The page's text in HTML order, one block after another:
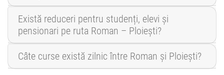
Există reduceri pentru studenți, elevi și
pensionari pe ruta Roman – Ploiești?
Câte curse există zilnic între Roman și Ploiești?